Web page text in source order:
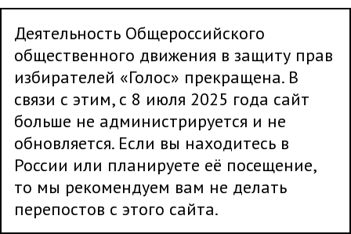
Деятельность Общероссийского
общественного движения в защиту прав
избирателей «Голос» прекращена. В
связи с этим, с 8 июля 2025 года сайт
больше не администрируется и не
обновляется. Если вы находитесь в
России или планируете её посещение,
то мы рекомендуем вам не делать
перепостов с этого сайта.